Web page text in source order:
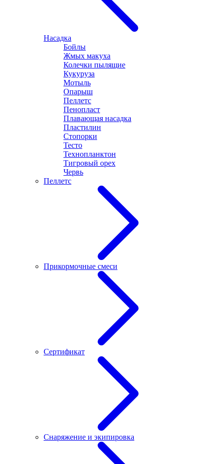
Насадка
Бойлы
Жмых макуха
Колечки пылящие
Кукуруза
Мотыль
Опарыш
Пеллетс
Пенопласт
Плавающая насадка
Пластилин
Стопорки
Тесто
Технопланктон
Тигровый орех
Червь
Пеллетс
Прикормочные смеси
Сертификат
Снаряжение и экипировка